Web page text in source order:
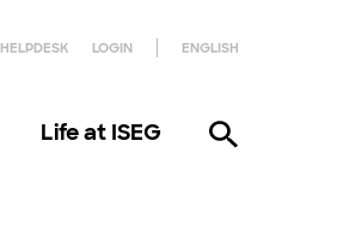
HELPDESK LOGIN ENGLISH
Life at ISEG